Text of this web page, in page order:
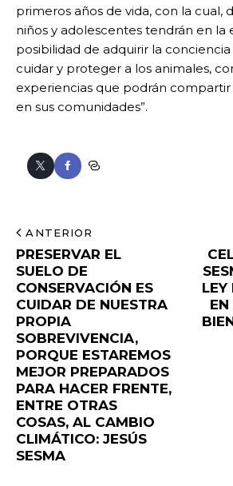
primeros años de vida, con la cual,
niños y adolescentes tendrán en la
posibilidad de adquirir la
cuidar y proteger a los animales,
experiencias que podrán compartir
en sus comunidades”.
ANTERIOR
PRESERVAR EL
SUELO DE
CONSERVACIÓN ES
CUIDAR DE NUESTRA
PROPIA
SOBREVIVENCIA,
PORQUE ESTAREMOS
MEJOR PREPARADOS
PARA HACER FRENTE,
ENTRE OTRAS
COSAS, AL CAMBIO
CLIMÁTICO: JESÚS
SESMA
LEY